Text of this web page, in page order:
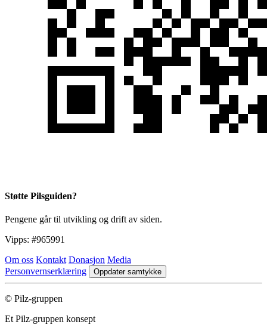
Støtte Pilsguiden?
Pengene går til utvikling og drift av siden.
Vipps: #965991
Om oss Kontakt Donasjon Media
Personvernserklæring
Oppdater samtykke
© Pilz-gruppen
Et Pilz-gruppen konsept